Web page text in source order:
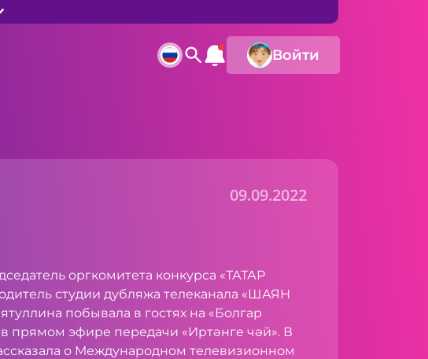
Войти
09.09.2022
оргкомитета конкурса «ТАТАР
студии дубляжа телеканала «ШАЯН
побывала в гостях на «Болгар
прямом эфире передачи «Иртәнге чәй». В
о Международном телевизионном